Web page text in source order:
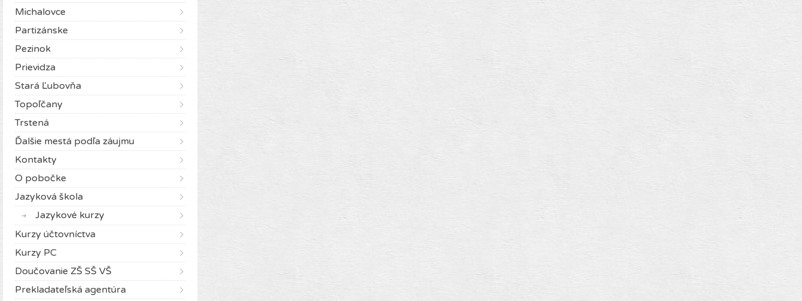
Michalovce
Partizánske
Pezinok
Prievidza
Stará Ľubovňa
Topoľčany
Trstená
Ďalšie mestá podľa záujmu
Kontakty
O pobočke
Jazyková škola
Jazykové kurzy
Kurzy účtovníctva
Kurzy PC
Doučovanie ZŠ SŠ VŠ
Prekladateľská agentúra